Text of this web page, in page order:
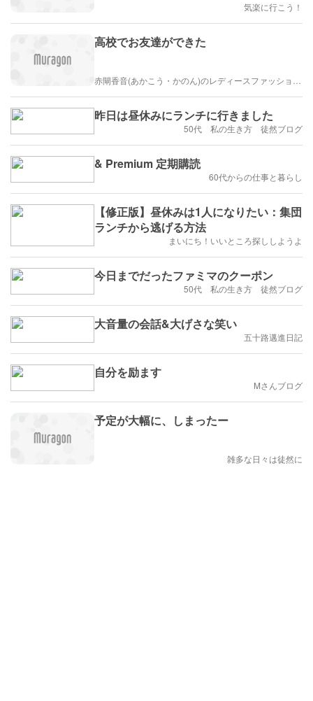
気楽に行こう！
高校でお友達ができた
昨日は昼休みにランチに行きました
50代 私の生き方 徒然ブログ
& Premium 定期購読
60代からの仕事と暮らし
【修正版】昼休みは1人になりたい：集団
ランチから逃げる方法
まいにち！いいところ探ししようよ
今日までだったファミマのクーポン
50代 私の生き方 徒然ブログ
大音量の会話&大げさな笑い
五十路邁進日記
自分を励ます
Mさんブログ
予定が大幅に、しまったー
雑多な日々は徒然に